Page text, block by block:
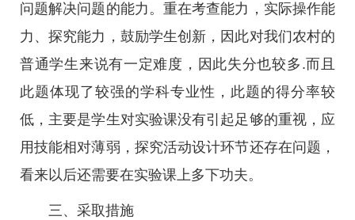
问题解决问题的能力。重在考查能力，实际操作能
力、探究能力，鼓励学生创新，因此对我们农村的
普通学生来说有一定难度，因此失分也较多.而且
此题体现了较强的学科专业性，此题的得分率较
低，主要是学生对实验课没有引起足够的重视，应
用技能相对薄弱，探究活动设计环节还存在问题，
看来以后还需要在实验课上多下功夫。
三、采取措施